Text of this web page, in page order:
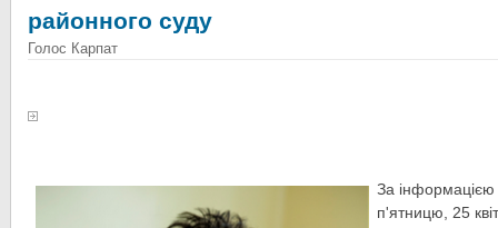
районного суду
Голос Карпат
За
п'ятницю, 25